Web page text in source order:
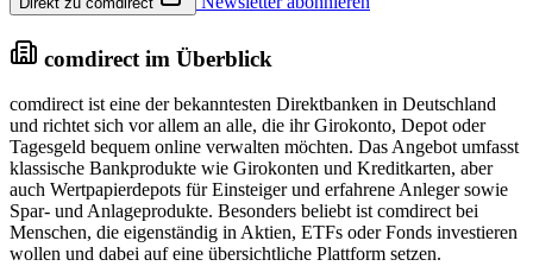
comdirect im Überblick
comdirect ist eine der bekanntesten Direktbanken in Deutschland
und richtet sich vor allem an alle, die ihr Girokonto, Depot oder
Tagesgeld bequem online verwalten möchten. Das Angebot umfasst
klassische Bankprodukte wie Girokonten und Kreditkarten, aber
auch Wertpapierdepots für Einsteiger und erfahrene Anleger sowie
Spar- und Anlageprodukte. Besonders beliebt ist comdirect bei
Menschen, die eigenständig in Aktien, ETFs oder Fonds investieren
wollen und dabei auf eine übersichtliche Plattform setzen.